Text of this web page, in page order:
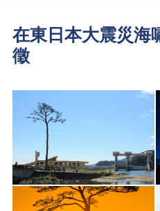
在東日本大震災海
徵